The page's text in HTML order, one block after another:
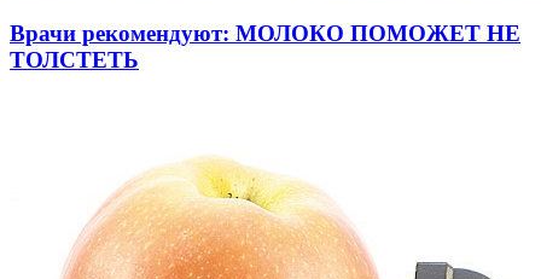
Врачи рекомендуют: МОЛОКО ПОМОЖЕТ НЕ
ТОЛСТЕТЬ